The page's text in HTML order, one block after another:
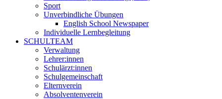
Sport
Unverbindliche Übungen
English School Newspaper
Individuelle Lernbegleitung
SCHULTEAM
Verwaltung
Lehrer:innen
Schulärzt:innen
Schulgemeinschaft
Elternverein
Absolventenverein